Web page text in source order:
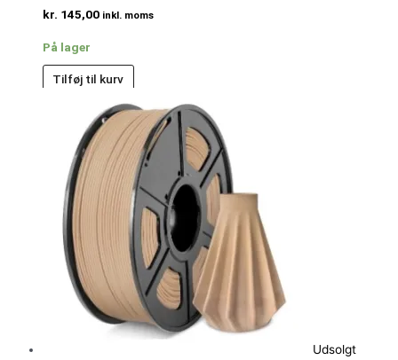
kr. 145,00 inkl. moms
På lager
Tilføj til kurv
Udsolgt